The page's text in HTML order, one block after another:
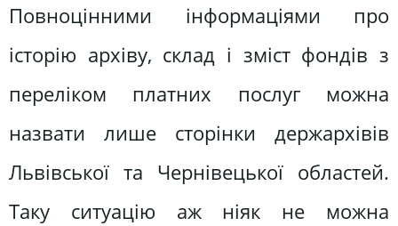
Повноцінними інформаціями про
історію архіву, склад і зміст фондів з
переліком платних послуг можна
назвати лише сторінки держархівів
Львівської та Чернівецької областей.
Таку ситуацію аж ніяк не можна